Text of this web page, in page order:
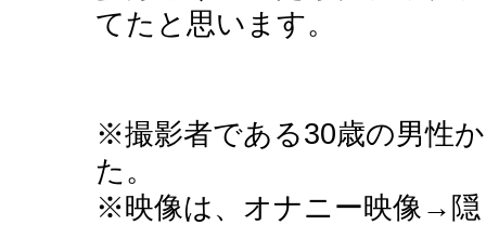
てたと思います。
※撮影者である30歳の男性
た。
※映像は、オナニー映像→隠